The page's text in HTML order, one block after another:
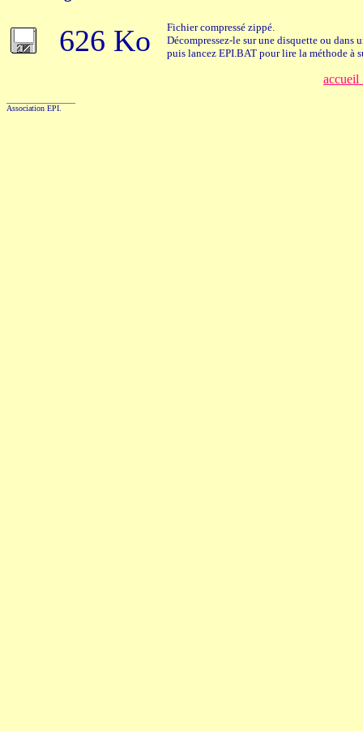
626 Ko
Fichier compressé zippé.
Décompressez-le sur une disquette ou dans
puis lancez EPI.BAT pour lire la méthode à
accueil
Association EPI.